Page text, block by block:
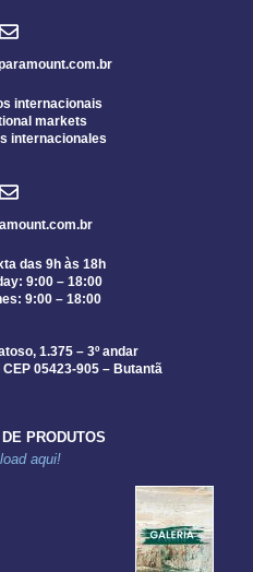
internacionais
markets
internacionales
das 9h às 18h
9:00 – 18:00
9:00 – 18:00
1.375 – 3º andar
05423-905 – Butantã
PRODUTOS
aqui!